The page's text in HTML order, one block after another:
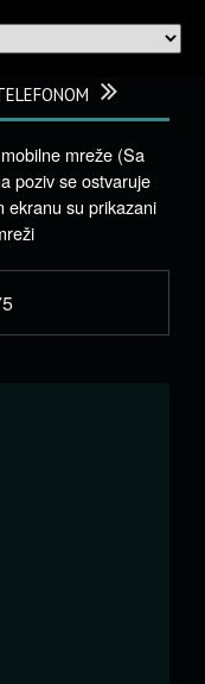
mreže (Sa
poziv se ostvaruje
ekranu su prikazani